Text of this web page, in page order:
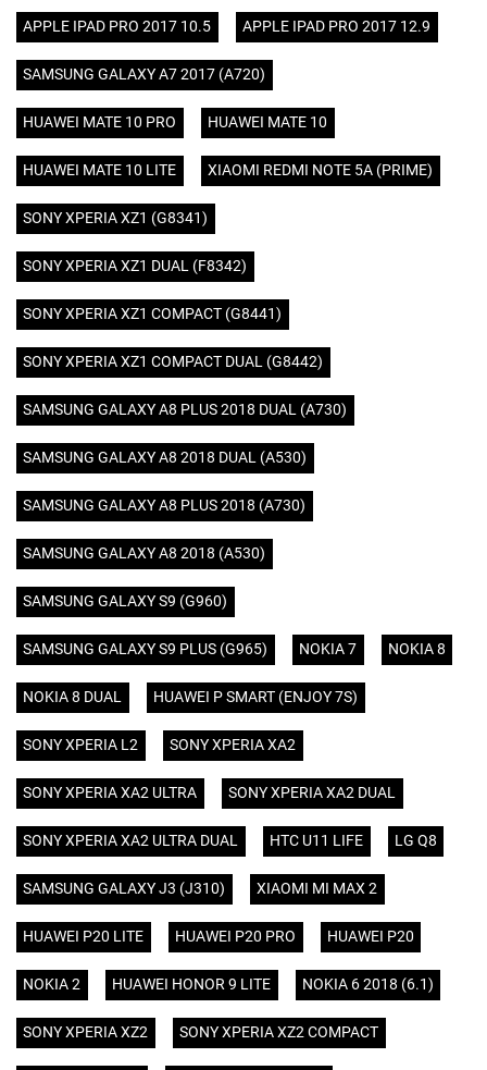
APPLE IPAD PRO 2017 10.5 APPLE IPAD PRO 2017 12.9
SAMSUNG GALAXY A7 2017 (A720)
HUAWEI MATE 10 PRO HUAWEI MATE 10
HUAWEI MATE 10 LITE XIAOMI REDMI NOTE 5A (PRIME)
SONY XPERIA XZ1 (G8341)
SONY XPERIA XZ1 DUAL (F8342)
SONY XPERIA XZ1 COMPACT (G8441)
SONY XPERIA XZ1 COMPACT DUAL (G8442)
SAMSUNG GALAXY A8 PLUS 2018 DUAL (A730)
SAMSUNG GALAXY A8 2018 DUAL (A530)
SAMSUNG GALAXY A8 PLUS 2018 (A730)
SAMSUNG GALAXY A8 2018 (A530)
SAMSUNG GALAXY S9 (G960)
SAMSUNG GALAXY S9 PLUS (G965) NOKIA 7 NOKIA 8
NOKIA 8 DUAL HUAWEI P SMART (ENJOY 7S)
SONY XPERIA L2 SONY XPERIA XA2
SONY XPERIA XA2 ULTRA SONY XPERIA XA2 DUAL
SONY XPERIA XA2 ULTRA DUAL HTC U11 LIFE LG Q8
SAMSUNG GALAXY J3 (J310) XIAOMI MI MAX 2
HUAWEI P20 LITE HUAWEI P20 PRO HUAWEI P20
NOKIA 2 HUAWEI HONOR 9 LITE NOKIA 6 2018 (6.1)
SONY XPERIA XZ2 SONY XPERIA XZ2 COMPACT